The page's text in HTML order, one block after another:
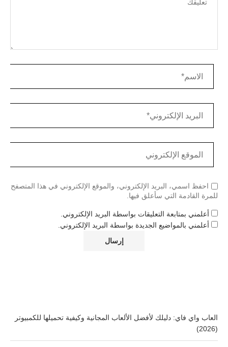
احفظ اسمي، البريد الإلكتروني، والموقع الإلكتروني في هذا المتصفح
للمرة القادمة التي سأعلق فيها.
أعلمني بمتابعة التعليقات بواسطة البريد الإلكتروني.
أعلمني بالمواضيع الجديدة بواسطة البريد الإلكتروني.
العاب واي فاي: دليلك لأفضل الألعاب المجانية وكيفية تحميلها للكمبيوتر
(2026)